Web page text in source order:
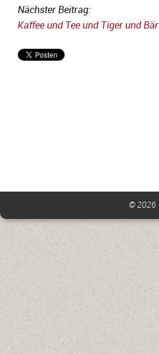
Nächster Beitrag:
Kaffee und Tee und Tiger und Bär
© 2026